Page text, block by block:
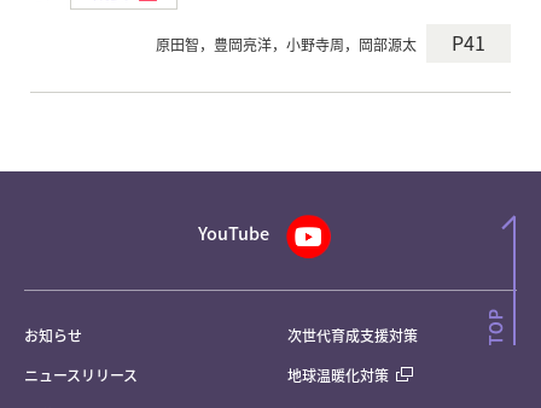
原田智，豊岡亮洋，小野寺周，岡部源太 P41
YouTube
お知らせ
ニュースリリース
次世代育成支援対策
地球温暖化対策